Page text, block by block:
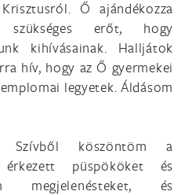
Ő ajándékozza
szükséges erőt, hogy
kihívásainak. Halljátok
hív, hogy az Ő gyermekei
legyetek. Áldásom
Szívből köszöntöm a
érkezett püspököket és
megjelenésteket, és